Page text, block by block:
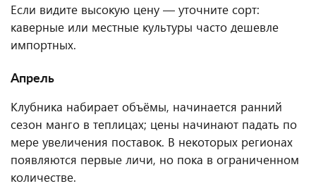
Если видите высокую цену — уточните сорт:
каверные или местные культуры часто дешевле
импортных.
Апрель
Клубника набирает объёмы, начинается ранний
сезон манго в теплицах; цены начинают падать по
мере увеличения поставок. В некоторых регионах
появляются первые личи, но пока в ограниченном
количестве.